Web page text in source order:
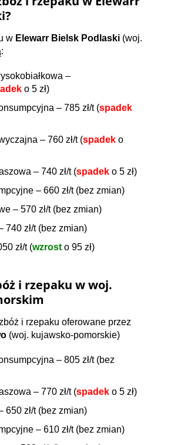
w Elewarr Bielsk Podlaski (woj.
–
o 5 zł)
– 785 zł/t (spadek
– 760 zł/t (spadek o
– 740 zł/t (spadek o 5 zł)
– 660 zł/t (bez zmian)
– 570 zł/t (bez zmian)
740 zł/t (bez zmian)
zł/t (wzrost o 95 zł)
i rzepaku w woj.
i rzepaku oferowane przez
(woj. kujawsko-pomorskie)
– 805 zł/t (bez
– 770 zł/t (spadek o 5 zł)
650 zł/t (bez zmian)
– 610 zł/t (bez zmian)